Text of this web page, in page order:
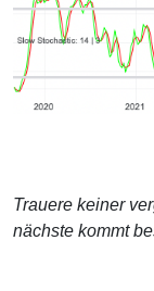
Trauere keiner
nächste kommt